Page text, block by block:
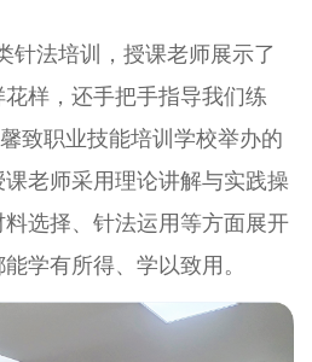
法培训，授课老师展示了
样，还手把手指导我们练
致职业技能培训学校举办的
老师采用理论讲解与实践操
选择、针法运用等方面展开
学有所得、学以致用。